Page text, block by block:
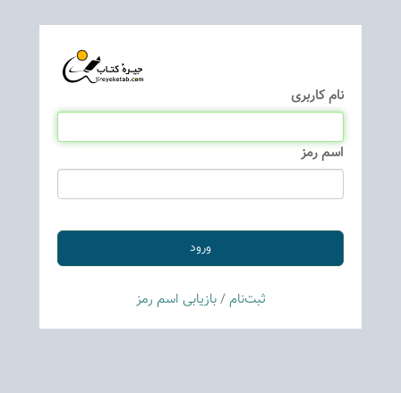
نام كاربری
اسم رمز
ثبت‌نام/بازیابی اسم رمز